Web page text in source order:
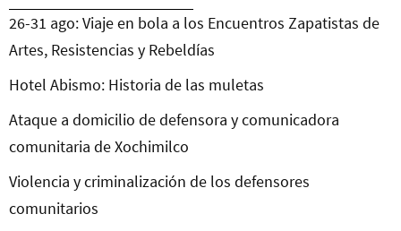
26-31 ago: Viaje en bola a los Encuentros Zapatistas de
Artes, Resistencias y Rebeldías
Hotel Abismo: Historia de las muletas
Ataque a domicilio de defensora y comunicadora
comunitaria de Xochimilco
Violencia y criminalización de los defensores
comunitarios